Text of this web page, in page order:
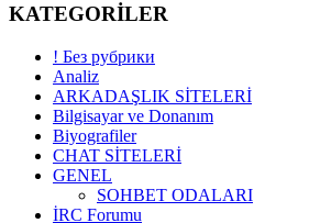
KATEGORİLER
! Без рубрики
Analiz
ARKADAŞLIK SİTELERİ
Bilgisayar ve Donanım
Biyografiler
CHAT SİTELERİ
GENEL
SOHBET ODALARI
İRC Forumu